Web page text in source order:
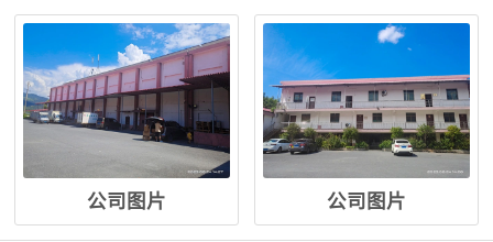
公司图片 公司图片